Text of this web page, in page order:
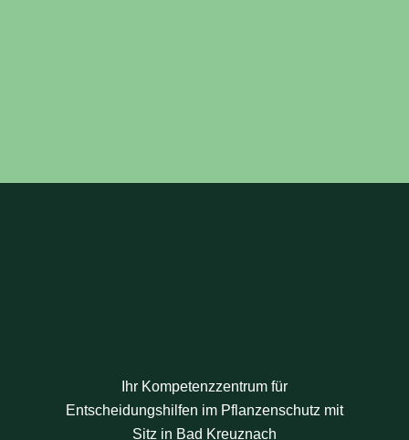
Ihr Kompetenzzentrum für
Entscheidungshilfen im Pflanzenschutz mit
Sitz in Bad Kreuznach